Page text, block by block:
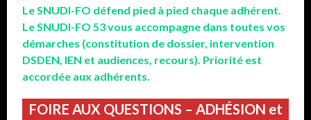
Le SNUDI-FO défend pied à pied chaque adhérent.
Le SNUDI-FO 53 vous accompagne dans toutes vos
démarches (constitution de dossier, intervention
DSDEN, IEN et audiences, recours). Priorité est
accordée aux adhérents.
FOIRE AUX QUESTIONS – ADHÉSION et